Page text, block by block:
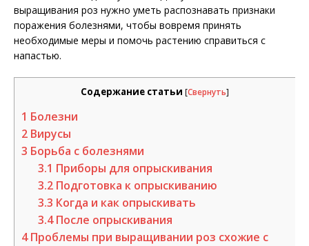
выращивания роз нужно уметь распознавать признаки
поражения болезнями, чтобы вовремя принять
необходимые меры и помочь растению справиться с
напастью.
Содержание статьи [Свернуть]
1 Болезни
2 Вирусы
3 Борьба с болезнями
3.1 Приборы для опрыскивания
3.2 Подготовка к опрыскиванию
3.3 Когда и как опрыскивать
3.4После опрыскивания
4Проблемы при выращивании роз схожие с